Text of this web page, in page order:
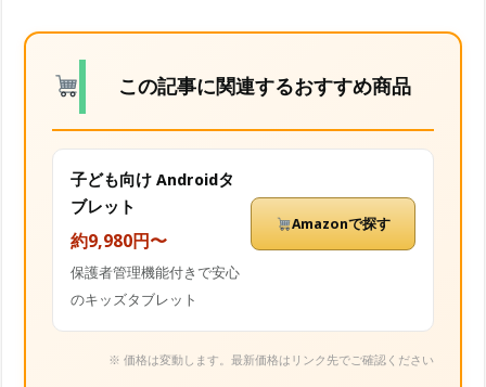
この記事に関連するおすすめ商品
子ども向け Androidタ
ブレット
約9,980円〜
保護者管理機能付きで安心
のキッズタブレット
Amazonで探す
※ 価格は変動します。最新価格はリンク先でご確認ください